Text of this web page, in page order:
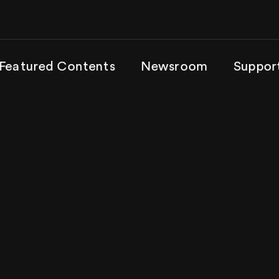
Featured Contents Newsroom